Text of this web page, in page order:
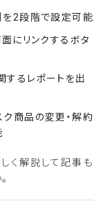
を2段階で設定可能
にリンクするボタ
するレポートを出
商品の変更・解約
く解説して記事も